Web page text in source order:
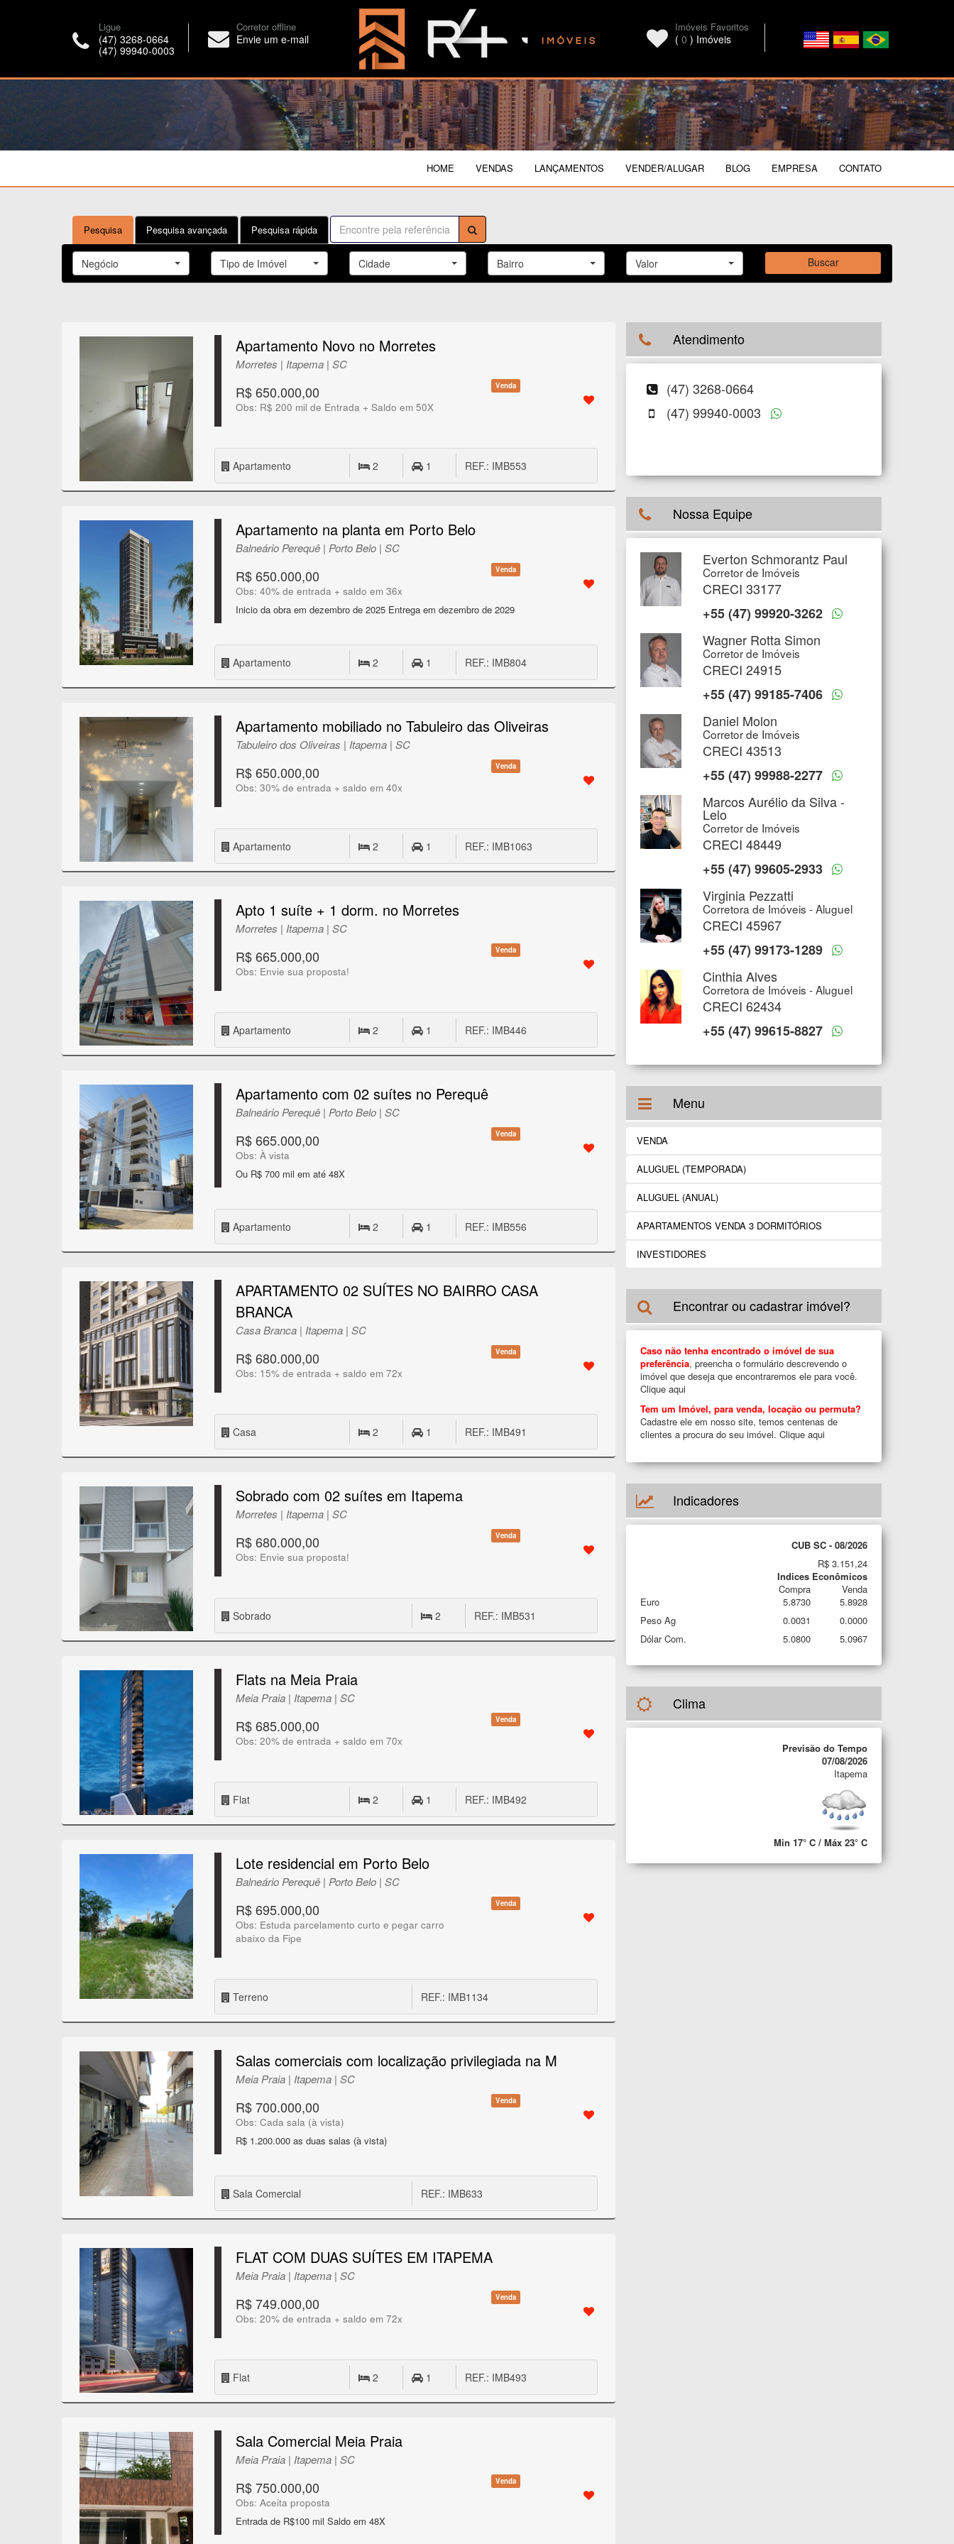
Ligue
(47) 3268-0664
(47) 99940-0003
Corretor offline
Envie um e-mail
Imóveis Favoritos
(0 ) Imóveis
HOME VENDAS LANÇAMENTOS VENDER/ALUGAR BLOG EMPRESA CONTATO
Pesquisa Pesquisa avançada Pesquisa rápida
Negócio Tipo de Imóvel Cidade Bairro Valor Buscar
Apartamento Novo no Morretes
Morretes | Itapema | SC
R$ 650.000,00
Obs: R$ 200 mil de Entrada + Saldo em 50X
Venda
Apartamento 2 1 REF.: IMB553
Apartamento na planta em Porto Belo
Balneário Perequê | Porto Belo | SC
R$ 650.000,00
Obs: 40% de entrada + saldo em 36x
Venda
Inicio da obra em dezembro de 2025 Entrega em dezembro de 2029
Apartamento 2 1 REF.: IMB804
Apartamento mobiliado no Tabuleiro das Oliveiras
Tabuleiro dos Oliveiras | Itapema | SC
R$ 650.000,00
Obs: 30% de entrada + saldo em 40x
Venda
Apartamento 2 1 REF.: IMB1063
Apto 1 suíte + 1 dorm. no Morretes
Morretes | Itapema | SC
R$ 665.000,00
Obs: Envie sua proposta!
Venda
Apartamento 2 1 REF.: IMB446
Apartamento com 02 suítes no Perequê
Balneário Perequê | Porto Belo | SC
R$ 665.000,00
Obs: À vista
Venda
Ou R$ 700 mil em até 48X
Apartamento 2 1 REF.: IMB556
APARTAMENTO 02 SUÍTES NO BAIRRO CASA
BRANCA
Casa Branca | Itapema | SC
R$ 680.000,00
Obs: 15% de entrada + saldo em 72x
Venda
Casa 2 1 REF.: IMB491
Sobrado com 02 suítes em Itapema
Morretes | Itapema | SC
R$ 680.000,00
Obs: Envie sua proposta!
Venda
Sobrado 2 REF.: IMB531
Flats na Meia Praia
Meia Praia | Itapema | SC
R$ 685.000,00
Obs: 20% de entrada + saldo em 70x
Venda
Flat 2 1 REF.: IMB492
Lote residencial em Porto Belo
Balneário Perequê | Porto Belo | SC
R$ 695.000,00
Obs: Estuda parcelamento curto e pegar carro
abaixo da Fipe
Venda
Terreno REF.: IMB1134
Salas comerciais com localização privilegiada na M
Meia Praia | Itapema | SC
R$ 700.000,00
Obs: Cada sala (à vista)
Venda
R$ 1.200.000 as duas salas (à vista)
Sala Comercial REF.: IMB633
FLAT COM DUAS SUÍTES EM ITAPEMA
Meia Praia | Itapema | SC
R$ 749.000,00
Obs: 20% de entrada + saldo em 72x
Venda
Flat 2 1 REF.: IMB493
Sala Comercial Meia Praia
Meia Praia | Itapema | SC
R$ 750.000,00
Obs: Aceita proposta
Venda
Entrada de R$100 mil Saldo em 48X
Atendimento
(47) 3268-0664
(47) 99940-0003
Nossa Equipe
Everton Schmorantz Paul
Corretor de Imóveis
CRECI 33177
+55 (47) 99920-3262
Wagner Rotta Simon
Corretor de Imóveis
CRECI 24915
+55 (47) 99185-7406
Daniel Molon
Corretor de Imóveis
CRECI 43513
+55 (47) 99988-2277
Marcos Aurélio da Silva -
Lelo
Corretor de Imóveis
CRECI 48449
+55 (47) 99605-2933
Virginia Pezzatti
Corretora de Imóveis - Aluguel
CRECI 45967
+55 (47) 99173-1289
Cinthia Alves
Corretora de Imóveis - Aluguel
CRECI 62434
+55 (47) 99615-8827
Menu
VENDA
ALUGUEL (TEMPORADA)
ALUGUEL (ANUAL)
APARTAMENTOS VENDA 3 DORMITÓRIOS
INVESTIDORES
Encontrar ou cadastrar imóvel?
Caso não tenha encontrado o imóvel de sua
preferência, preencha o formulário descrevendo o
imóvel que deseja que encontraremos ele para você.
Clique aqui
Tem um Imóvel, para venda, locação ou permuta?
Cadastre ele em nosso site, temos centenas de
clientes a procura do seu imóvel. Clique aqui
Indicadores
CUB SC - 08/2026
R$ 3.151,24
Indices Econômicos
Compra
Venda
Euro
5.8730
5.8928
Peso Ag
0.0031
0.0000
Dólar Com.
5.0800 5.0967
Clima
Previsão do Tempo
07/08/2026
Itapema
Min 17° C / Máx 23° C